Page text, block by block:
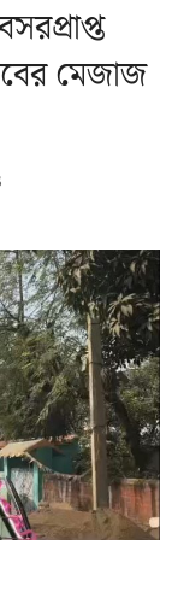
মেজাজ